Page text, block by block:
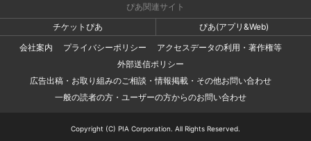
ぴあ関連サイト
チケットぴあ
ぴあ(アプリ&Web)
会社案内
プライバシーポリシー
アクセスデータの利用・著作権等
外部送信ポリシー
広告出稿・お取り組みのご相談・情報掲載・その他お問い合わせ
一般の読者の方・ユーザーの方からのお問い合わせ
Copyright (C) PIA Corporation. All Rights Reserved.